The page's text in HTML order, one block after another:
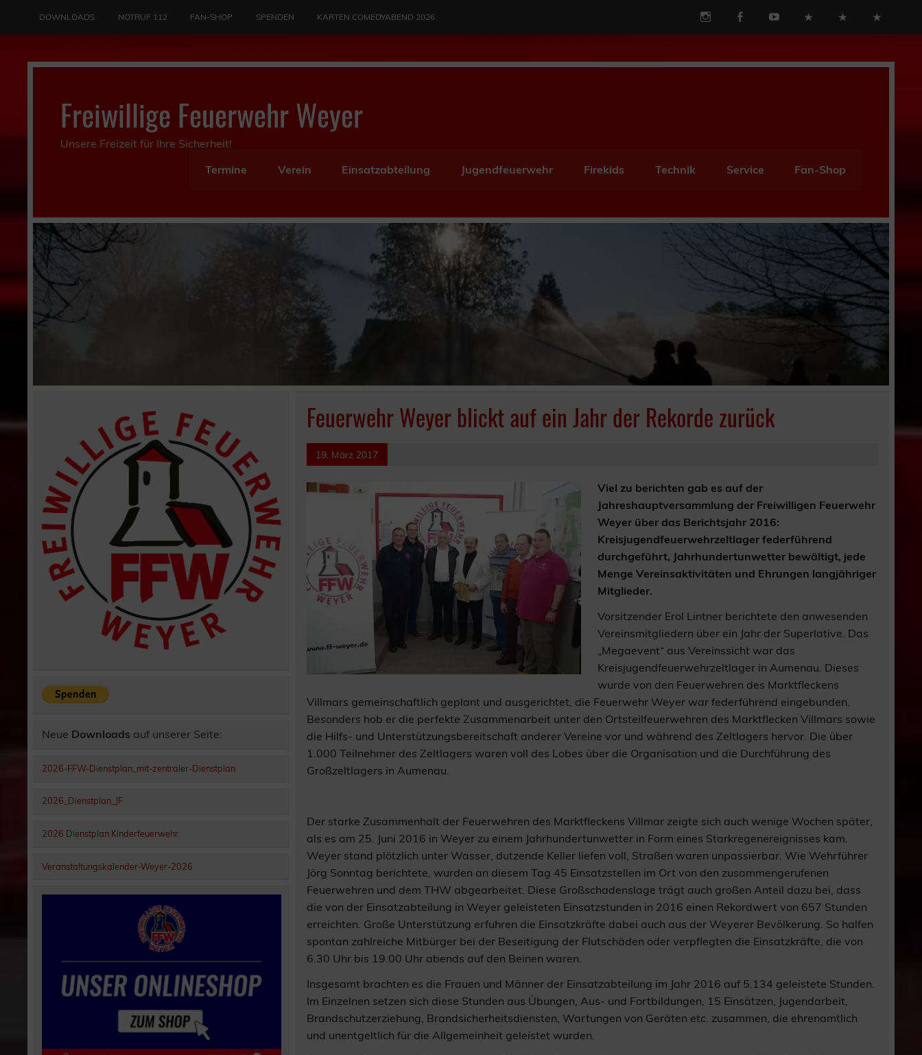
DOWNLOADS NOTRUF 112 FAN-SHOP SPENDEN KARTEN COMEDYABEND 2026
Freiwillige Feuerwehr Weyer
Unsere Freizeit für Ihre Sicherheit!
Termine
Verein Einsatzabteilung Jugendfeuerwehr Firekids Technik Service Fan-Shop
Feuerwehr Weyer blickt auf ein Jahr der Rekorde zurück
19. März 2017
Viel zu berichten gab es auf der
Jahreshauptversammlung der Freiwilligen Feuerwehr
Weyer über das Berichtsjahr 2016:
Kreisjugendfeuerwehrzeltlager federführend
durchgeführt, Jahrhundertunwetter bewältigt, jede
Menge Vereinsaktivitäten und Ehrungen langjähriger
Mitglieder.
Vorsitzender Erol Lintner berichtete den anwesenden
Vereinsmitgliedern über ein Jahr der Superlative. Das
„Megaevent“ aus Vereinssicht war das
Kreisjugendfeuerwehrzeltlager in Aumenau. Dieses
wurde von den Feuerwehren des Marktfleckens
Villmars gemeinschaftlich geplant und ausgerichtet, die Feuerwehr Weyer war federführend eingebunden.
Besonders hob er die perfekte Zusammenarbeit unter den Ortsteilfeuerwehren des Marktflecken Villmars sowie
die Hilfs- und Unterstützungsbereitschaft anderer Vereine vor und während des Zeltlagers hervor. Die über
1.000 Teilnehmer des Zeltlagers waren voll des Lobes über die Organisation und die Durchführung des
Großzeltlagers in Aumenau.
Der starke Zusammenhalt der Feuerwehren des Marktfleckens Villmar zeigte sich auch wenige Wochen später,
als es am 25. Juni 2016 in Weyer zu einem Jahrhundertunwetter in Form eines Starkregenereignisses kam.
Weyer stand plötzlich unter Wasser, dutzende Keller liefen voll, Straßen waren unpassierbar. Wie Wehrführer
Jörg Sonntag berichtete, wurden an diesem Tag 45 Einsatzstellen im Ort von den zusammengerufenen
Feuerwehren und dem THW abgearbeitet. Diese Großschadenslage trägt auch großen Anteil dazu bei, dass
die von der Einsatzabteilung in Weyer geleisteten Einsatzstunden in 2016 einen Rekordwert von 657 Stunden
erreichten. Große Unterstützung erfuhren die Einsatzkräfte dabei auch aus der Weyerer Bevölkerung. So halfen
spontan zahlreiche Mitbürger bei der Beseitigung der Flutschäden oder verpflegten die Einsatzkräfte, die von
6.30 Uhr bis 19.00 Uhr abends auf den Beinen waren.
Insgesamt brachten es die Frauen und Männer der Einsatzabteilung im Jahr 2016 auf 5.134 geleistete Stunden.
Im Einzelnen setzen sich diese Stunden aus Übungen, Aus- und Fortbildungen, 15 Einsätzen, Jugendarbeit,
Brandschutzerziehung, Brandsicherheitsdiensten, Wartungen von Geräten etc. zusammen, die ehrenamtlich
und unentgeltlich für die Allgemeinheit geleistet wurden.
Neue Downloads auf unserer Seite:
2026-FFW-Dienstplan_mit-zentraler-Dienstplan
2026_Dienstplan_JF
2026 Dienstplan Kinderfeuerwehr
Veranstaltungskalender-Weyer-2026